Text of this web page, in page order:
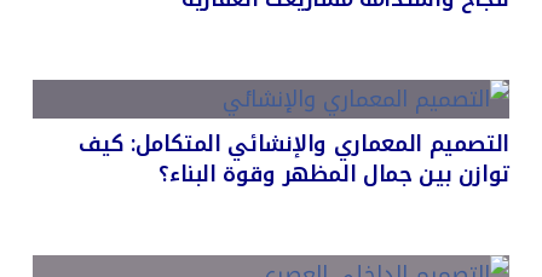
التصميم المعماري والإنشائي المتكامل: كيف
توازن بين جمال المظهر وقوة البناء؟